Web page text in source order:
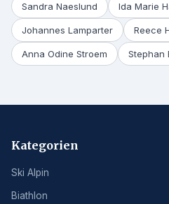
Sandra Naeslund Ida Marie
Johannes Lamparter Reece
Anna Odine Stroem Stephan
Kategorien
Ski Alpin
Biathlon